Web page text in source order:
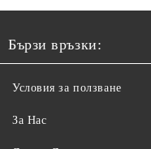
Бързи връзки:
Условия за ползване
За Нас